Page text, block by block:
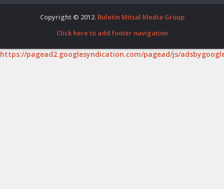
Copyright © 2012. Buletin Mitsal Media Group
Click here to add footer navigation
https://pagead2.googlesyndication.com/pagead/js/